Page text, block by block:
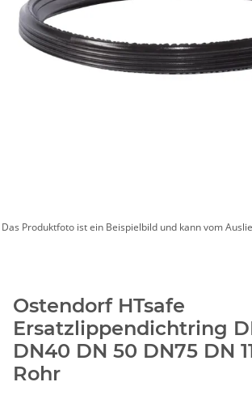
Das Produktfoto ist ein Beispielbild und kann vom
Ostendorf HTsafe
Ersatzlippendichtring
DN40 DN 50 DN75 DN
Rohr